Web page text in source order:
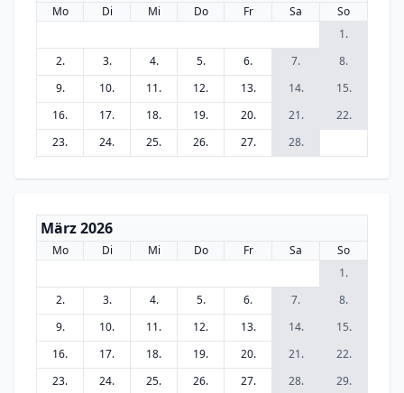
Mo Di Mi Do Fr Sa
So
1.
2.
3. 4. 5. 6. 7.
8.
9.
10. 11. 12. 13. 14.
15.
16.
17. 18. 19. 20. 21.
22.
23.
24. 25. 26. 27. 28.
März 2026
Mo Di Mi Do Fr Sa
So
1.
2.
3. 4. 5. 6. 7.
8.
9.
10. 11. 12. 13. 14.
15.
16.
17. 18. 19. 20. 21.
22.
23.
24. 25. 26. 27. 28.
29.